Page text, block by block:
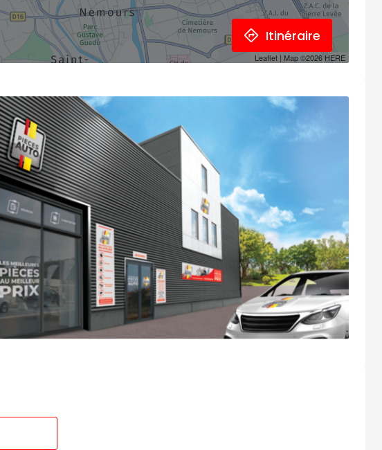
Leaflet | Map ©2026 HERE
Itinéraire